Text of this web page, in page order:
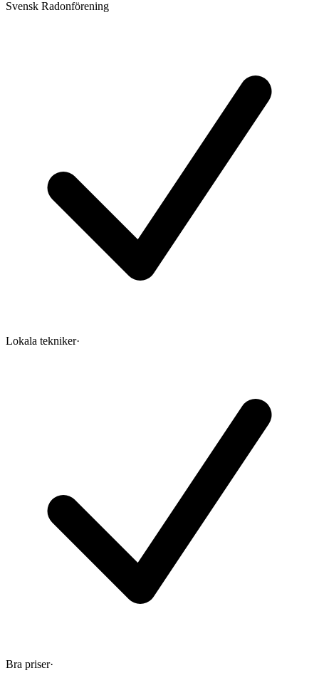
Svensk Radonförening
Lokala tekniker·
Bra priser·